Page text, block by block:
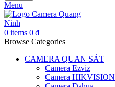
Menu
0 items 0 ₫
Browse Categories
CAMERA QUAN SÁT
Camera Ezviz
Camera HIKVISION